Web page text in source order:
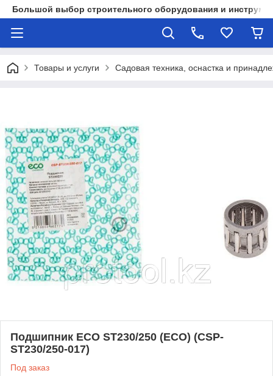
Большой выбор строительного оборудования и
Товары и услуги Садовая техника, оснастка и
Подшипник ECO ST230/250 (ECO) (CSP-
ST230/250-017)
Под заказ